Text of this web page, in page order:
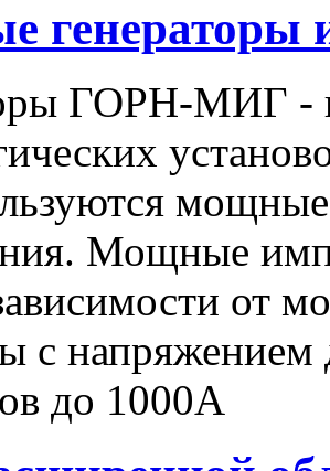
ГОРН-МИГ -
Мощные
от
c
до 1000А